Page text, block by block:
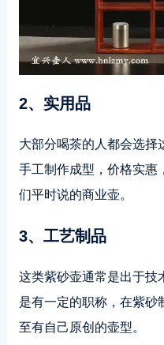
2、实用品
大部分喝茶的人都会选择
手工制作成型，价格实惠
们平时说的商业壶。
3、工艺制品
这类紫砂壶通常是出于技
是有一定的职称，在紫砂
至有自己原创的壶型。